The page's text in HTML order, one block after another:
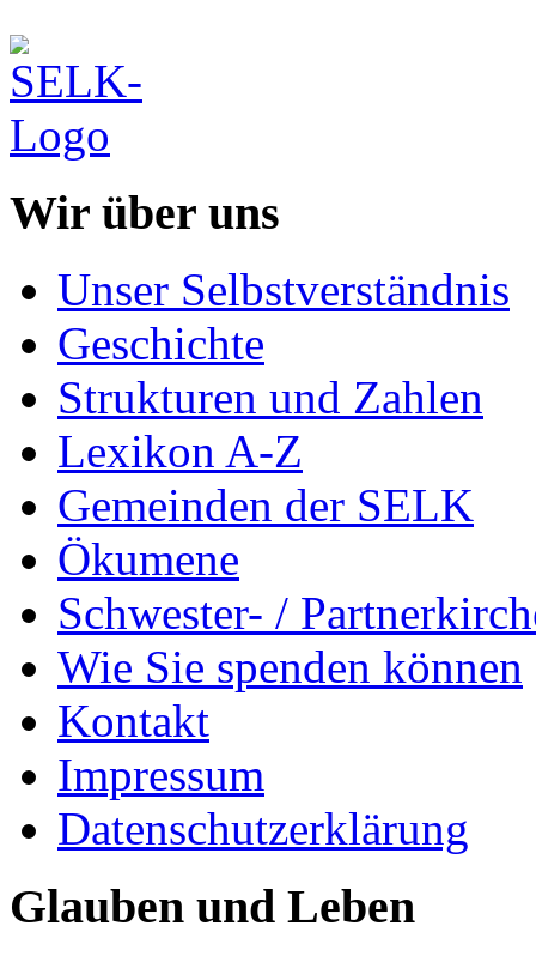
Wir über uns
Unser Selbstverständnis
Geschichte
Strukturen und Zahlen
Lexikon A-Z
Gemeinden der SELK
Ökumene
Schwester- /
Wie Sie spenden können
Kontakt
Impressum
Datenschutzerklärung
Glauben und Leben